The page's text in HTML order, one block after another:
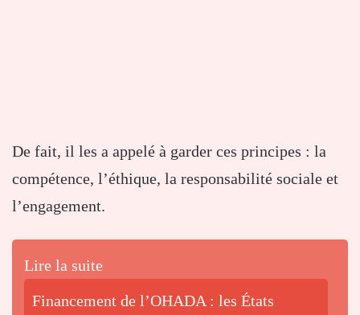
De fait, il les a appelé à garder ces principes : la
compétence, l’éthique, la responsabilité sociale et
l’engagement.
Lire la suite
Financement de l’OHADA : les États